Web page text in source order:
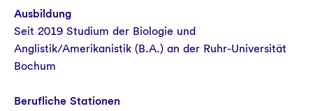
Antrag stellen
Spenden und Schenken
Ausbildung
Seit 2019 Studium der Biologie und
Anglistik/Amerikanistik (B.A.) an der Ruhr-Universität
Bochum
Berufliche Stationen